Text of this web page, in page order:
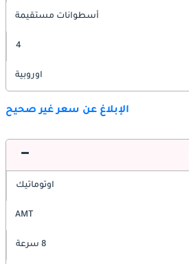
أسطوانات مستقيمة
4
اوروبية
الإبلاغ عن سعر غير صحيح
اوتوماتيك
AMT
8 سرعة